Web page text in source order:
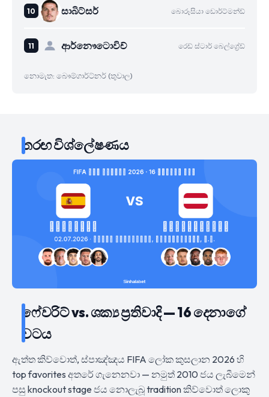
සාබිට්සර් බොරූසියා ඩොර්ට්මන්ඩ්
ආර්නෞටොවිච් රෙඩ් ස්ටාර් බෙල්ග්‍රේඩ්
නොමැත: බෞම්ගාර්ට්නර් (තුවාල)
තරඟ විශ්ලේෂණය
ෆේවරිට් vs. ශක්‍ය ප්‍රතිවාදි — 16 දෙනාගේ
වටය
ඇත්ත කිව්වොත්, ස්පාඤ්ඤය FIFA ලෝක කුසලාන 2026 හි
top favorites අතරේ ගැනෙනවා — නමුත් 2010 ජය ලැබීමෙන්
පසු knockout stage ජය නොලැබූ tradition කිව්වොත් ලොකු